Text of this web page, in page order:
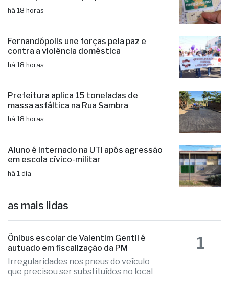
há 18 horas
Fernandópolis une forças pela paz e
contra a violência doméstica
há 18 horas
Prefeitura aplica 15 toneladas de
massa asfáltica na Rua Sambra
há 18 horas
Aluno é internado na UTI após agressão
em escola cívico-militar
há 1 dia
as mais lidas
Ônibus escolar de Valentim Gentil é
autuado em fiscalização da PM
Irregularidades nos pneus do veículo
que precisou ser substituídos no local
1